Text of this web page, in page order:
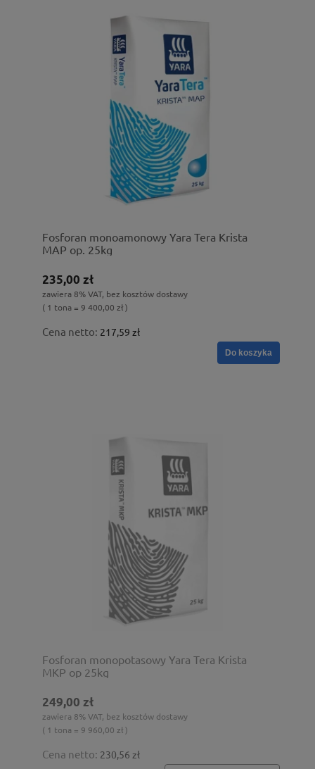
Fosforan monoamonowy Yara Tera Krista
MAP op. 25kg
235,00 zł
zawiera 8% VAT, bez kosztów dostawy
( 1 tona = 9 400,00 zł )
Cena netto: 217,59 zł
Do koszyka
Fosforan monopotasowy Yara Tera Krista
MKP op 25kg
249,00 zł
zawiera 8% VAT, bez kosztów dostawy
( 1 tona = 9 960,00 zł )
Cena netto: 230,56 zł